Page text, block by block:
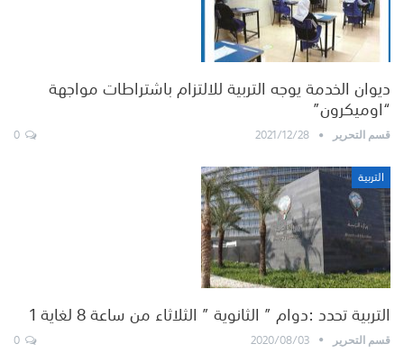
ديوان الخدمة يوجه التربية للالتزام باشتراطات مواجهة
“اوميكرون”
قسم التحرير 2021/12/28
التربية
التربية تحدد :دوام ” الثانوية ” الثلاثاء من ساعة 8 لغاية 1
قسم التحرير 2020/08/03